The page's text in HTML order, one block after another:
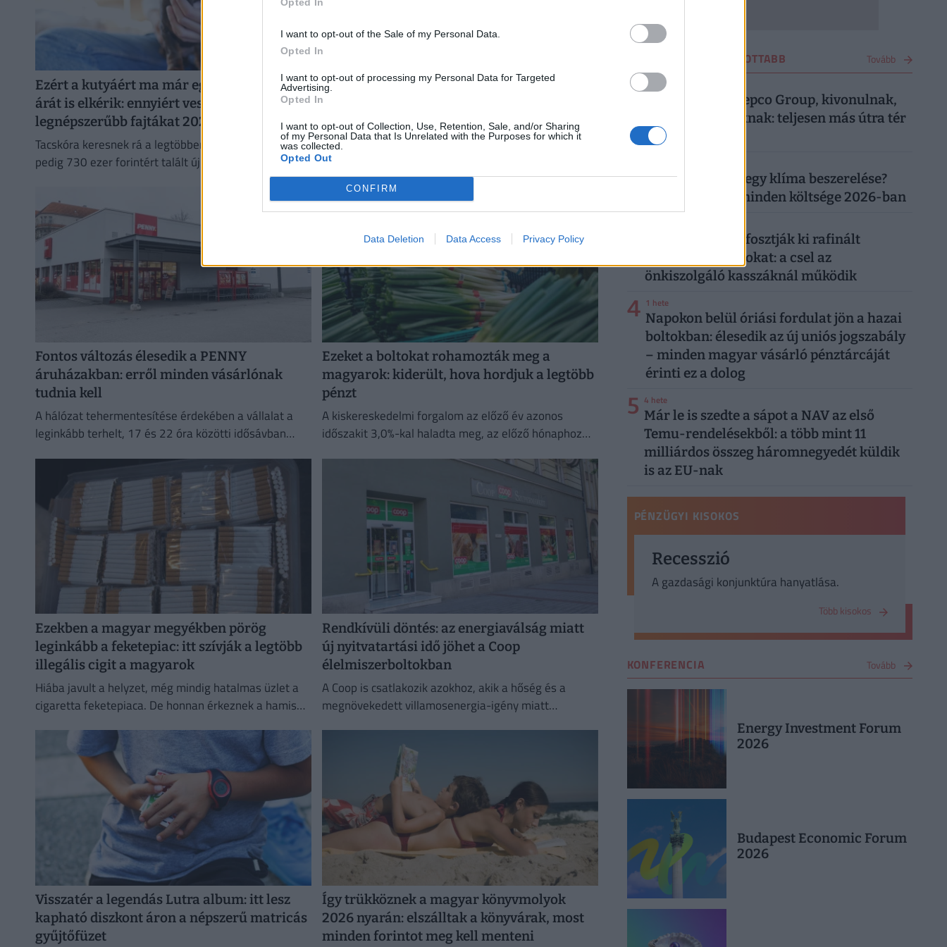
I want to opt-out of the Sale of my Personal Data.
Opted In
I want to opt-out of processing my Personal Data for Targeted
Advertising.
Opted In
I want to opt-out of Collection, Use, Retention, Sale, and/or Sharing
of my Personal Data that Is Unrelated with the Purposes for which it
was collected.
Opted Out
CONFIRM
Data Deletion Data Access Privacy Policy
Ezért a kutyáért ma már egy használt autó
árát is elkérik: ennyiért veszik a magyarok a
legnépszerűbb fajtákat 2026-ban
Tacskóra keresnek rá a legtöbben, a legdrágább kutya
pedig 730 ezer forintért talált új gazdára a Jófogáson.
Rendkívüli bejelentést tett a CBA és a Penny:
hatalmas változás jön a polcokon, erre kell
készülni
Komoly alkalmazkodást kívánt az első félév az
élelmiszer-kiskereskedelmi láncoktól és ez a második
félévben is így marad.
Fontos változás élesedik a PENNY
áruházakban: erről minden vásárlónak
tudnia kell
A hálózat tehermentesítése érdekében a vállalat a
leginkább terhelt, 17 és 22 óra közötti idősávban
Ezeket a boltokat rohamozták meg a
magyarok: kiderült, hova hordjuk a legtöbb
pénzt
A kiskereskedelmi forgalom az előző év azonos
időszakit 3,0%-kal haladta meg, az előző hónaphoz
Ezekben a magyar megyékben pörög
leginkább a feketepiac: itt szívják a legtöbb
illegális cigit a magyarok
Hiába javult a helyzet, még mindig hatalmas üzlet a
cigaretta feketepiaca. De honnan érkeznek a hamis
Rendkívüli döntés: az energiaválság miatt
új nyitvatartási idő jöhet a Coop
élelmiszerboltokban
A Coop is csatlakozik azokhoz, akik a hőség és a
megnövekedett villamosenergia-igény miatt
Visszatér a legendás Lutra album: itt lesz
kapható diszkont áron a népszerű matricás
gyűjtőfüzet
Így trükköznek a magyar könyvmolyok
2026 nyarán: elszálltak a könyvárak, most
minden forintot meg kell menteni
VÁSÁRLÁS LEGOLVASOTTABB Tovább
1 4 hete
Most közölte a Pepco Group, kivonulnak,
vége egy korszaknak: teljesen más útra tér
át a boltlánc
2 Mennyibe kerül egy klíma beszerelése?
Egy klíma ára, minden költsége 2026-ban
"Banántrükkel" fosztják ki rafinált
vásárolók a boltokat: a csel az
önkiszolgáló kasszáknál működik
4 1 hete
Napokon belül óriási fordulat jön a hazai
boltokban: élesedik az új uniós jogszabály
– minden magyar vásárló pénztárcáját
érinti ez a dolog
5 4 hete
Már le is szedte a sápot a NAV az első
Temu-rendelésekből: a több mint 11
milliárdos összeg háromnegyedét küldik
is az EU-nak
PÉNZÜGYI KISOKOS
Recesszió
A gazdasági konjunktúra hanyatlása.
Több kisokos
KONFERENCIA Tovább
Energy Investment Forum
2026
Budapest Economic Forum
2026